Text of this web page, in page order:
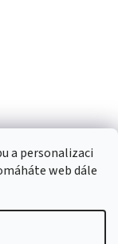
a personalizaci
web dále